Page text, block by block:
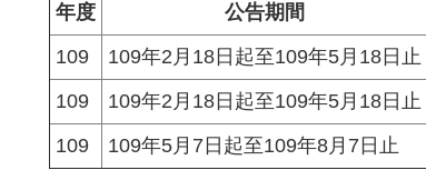
年度 公告期間
109
109年2月18日起至109年5月18日止
109
109年2月18日起至109年5月18日止
109
109年5月7日起至109年8月7日止